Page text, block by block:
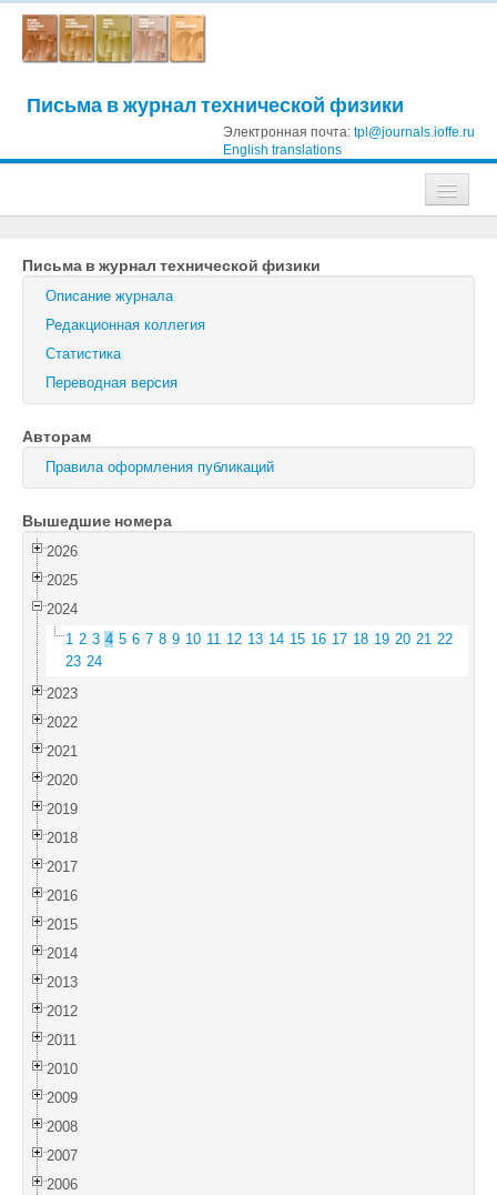
Письма в журнал технической физики
Электронная почта: tpl@journals.ioffe.ru
English translations
Журнал технической физики
Письма в Журнал технической физики
Физика твердого тела
Физика и техника полупроводников
Оптика и спектроскопия
Поиск
Войти
Письма в журнал технической физики
Описание журнала
Редакционная коллегия
Статистика
Переводная версия
Авторам
Правила оформления публикаций
Вышедшие номера
2026
2025
2024
1 2 3 4 5 6 7 8 9 10 11 12 13 14 15 16 17 18 19 20 21 22
23 24
2023
2022
2021
2020
2019
2018
2017
2016
2015
2014
2013
2012
2011
2010
2009
2008
2007
2006